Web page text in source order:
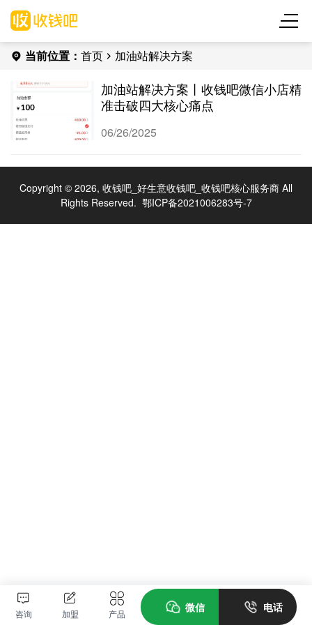
当前位置： 首页 加油站解决方案
加油站解决方案丨收钱吧微信小店精
准击破四大核心痛点
06/26/2025
Copyright © 2026, 收钱吧_好生意收钱吧_收钱吧核心服务商 All
Rights Reserved. 鄂ICP备2021006283号-7
咨询 加盟 产品 微信 电话